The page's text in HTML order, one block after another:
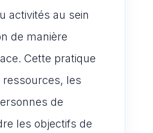
activités au sein
de manière
Cette pratique
ressources, les
de
les objectifs de